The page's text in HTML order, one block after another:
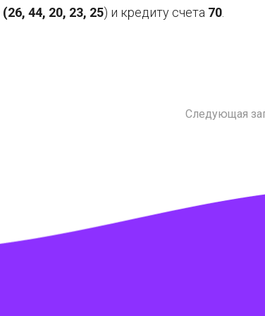
(26, 44, 20, 23, 25) и кредиту счета 70
Следующая